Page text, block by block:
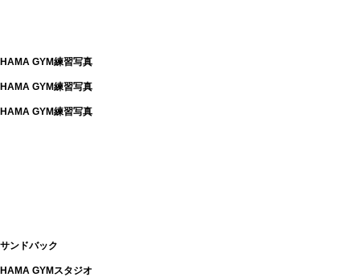
HAMA GYM練習写真
HAMA GYM練習写真
HAMA GYM練習写真
サンドバック
HAMA GYMスタジオ